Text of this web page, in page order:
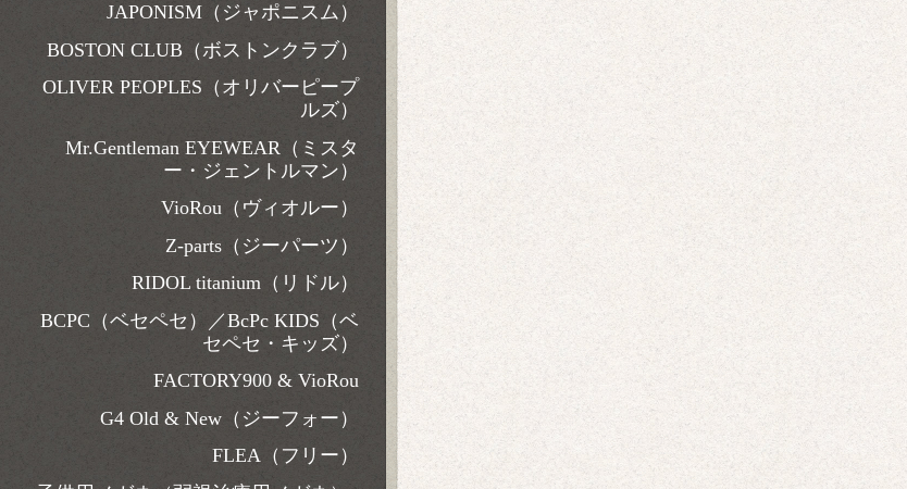
JAPONISM（ジャポニスム）
BOSTON CLUB（ボストンクラブ）
OLIVER PEOPLES（オリバーピープ
ルズ）
Mr.Gentleman EYEWEAR（ミスタ
ー・ジェントルマン）
VioRou（ヴィオルー）
Z-parts（ジーパーツ）
RIDOL titanium（リドル）
BCPC（ベセペセ）／BcPc KIDS（ベ
セペセ・キッズ）
FACTORY900 & VioRou
G4 Old & New（ジーフォー）
FLEA（フリー）